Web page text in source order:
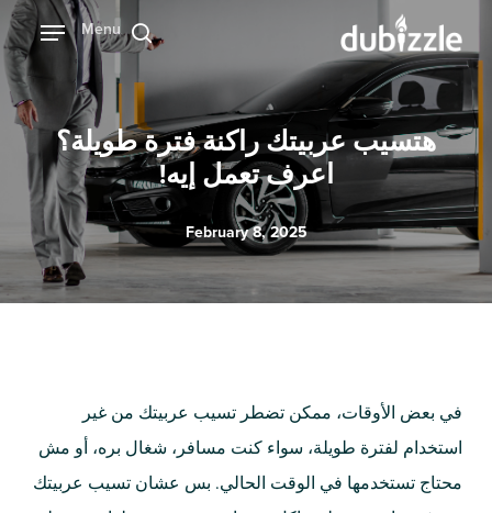
to
main
content
بحث
Menu
هتسيب عربيتك راكنة فترة طويلة؟
اعرف تعمل إيه!
February 8, 2025
في بعض الأوقات، ممكن تضطر تسيب عربيتك من غير
استخدام لفترة طويلة، سواء كنت مسافر، شغال بره، أو مش
محتاج تستخدمها في الوقت الحالي. بس عشان تسيب عربيتك